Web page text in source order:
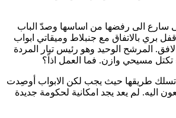
تفكير حتى سارع الى رفضها من اساسها وصدّ الباب
بري بالاتفاق مع جنبلاط وميقاتي ابواب
المرشح الوحيد وهو رئيس تيار المردة
مسيحي وازن. فما العمل اذاً؟
تسلك طريقها حيث يجب لكن الابواب أوصِدت
اليه. لم يعد يجد امكانية لحكومة جديدة